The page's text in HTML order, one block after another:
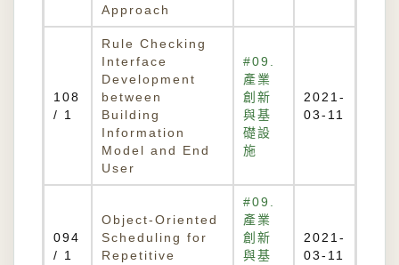
Approach
108
/ 1
Rule Checking
Interface
Development
between
Building
Information
Model and End
User
#09.
產業
創新
與基
礎設
施
2021-
03-11
094
/ 1
Object-Oriented
Scheduling for
Repetitive
#09.
產業
創新
與基
2021-
03-11